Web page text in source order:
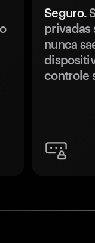
Seguro.
privadas
nunca
controle